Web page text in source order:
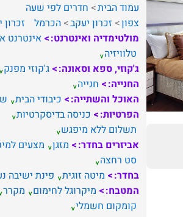
עמוד הבית
חדרים לפי שעה
צפון
זכרון יעקב הכרמל
מולטימדיה ואינטרנט:
אינטרנט
טלוויזיה
ג'קוזי, ספא וסאונה:
ג'קוזי מפנק
החנייה:
חנייה
האוכל והשתייה:
כיבודי הבית
הפרטיות:
כניסה בדיסקרטיות
תשלום ללא מיפגש
אביזרים בחדר:
מזגן מצעים
סט רחצה
בחדר:
מיטה זוגית פינת ישיבה
המטבח:
מיקרוגל לחימום
מקרר
קומקום חשמלי